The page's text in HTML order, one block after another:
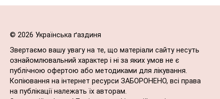
© 2026 Українська ґаздиня
Звертаємо вашу увагу на те, що матеріали сайту несуть
ознайомлювальний характер і ні за яких умов не є
публічною офертою або методиками для лікування.
Копіювання на інтернет ресурси ЗАБОРОНЕНО, всі права
на публікації належать їх авторам.